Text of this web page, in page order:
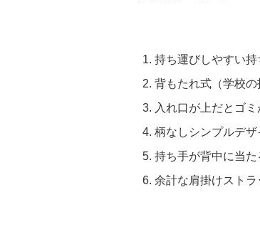
持ち運びしやすい持
背もたれ式（学校の
入れ口が上だとゴ
柄なしシンプルデザ
持ち手が背中に当た
余計な肩掛けストラ